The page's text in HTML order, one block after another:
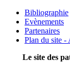
Bibliographie
Evènements
Partenaires
Plan du site -
Le site des